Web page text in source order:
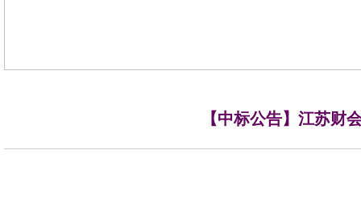
【中标公告】江苏财